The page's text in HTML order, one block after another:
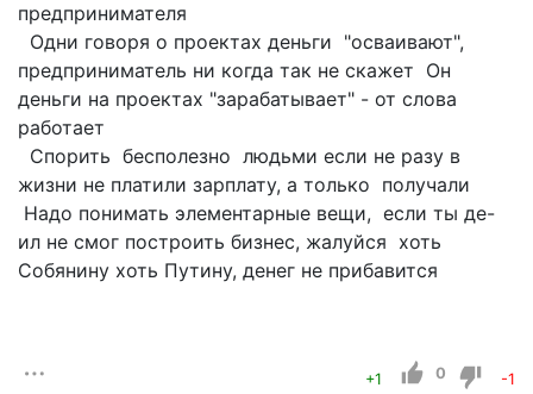
предпринимателя
Одни говоря о проектах деньги "осваивают",
предприниматель ни когда так не скажет Он
деньги на проектах "зарабатывает" - от слова
работает
Спорить бесполезно людьми если не разу в
жизни не платили зарплату, а только получали
Надо понимать элементарные вещи, если ты де-
ил не смог построить бизнес, жалуйся хоть
Собянину хоть Путину, денег не прибавится
+1 0 -1